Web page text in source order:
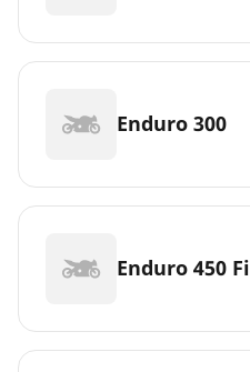
Enduro 300
Enduro 450 Fi